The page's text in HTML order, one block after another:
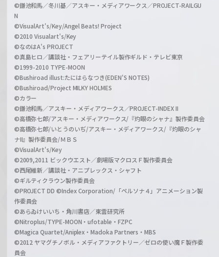
©鎌池和馬／冬川基／アスキー・メディアワークス／PROJECT-RAILGU
N
©VisualArt's/Key/Angel Beats! Project
©2010 Visualart's/Key
©なのはA's PROJECT
©真島ヒロ／講談社・フェアリーテイル製作ギルド・テレビ東京
©1999-2010 TYPE-MOON
©Bushiroad illust:たにはらなつき(EDEN'S NOTES)
©Bushiroad/Project MILKY HOLMES
©カラー
©鎌池和馬／アスキー・メディアワークス／PROJECT-INDEX II
©高橋弥七郎/アスキー・メディアワークス/『灼眼のシャナ』製作委員会
©高橋弥七郎/いとうのいぢ/アスキー・メディアワークス/『灼眼のシャ
ナII』製作委員会/ＭＢＳ
©VisualArt's/Key
©2009,2011 ビックウエスト／劇場版マクロスＦ製作委員会
©西尾維新／講談社・アニプレックス・シャフト
©ギルティクラウン製作委員会
©PROJECT DD ©Index Corporation/「ペルソナ４」アニメーション製
作委員会
©あらゐけいいち・角川書店／東雲研究所
©Nitroplus/TYPE-MOON・ufotable・FZPC
©Magica Quartet/Aniplex・Madoka Partners・MBS
©2012 ヤマグチノボル・メディアファクトリー／ゼロの使い魔Ｆ製作委
員会